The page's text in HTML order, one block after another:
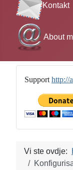
Kontakt
About
Support http://
Vi ste ovdje: